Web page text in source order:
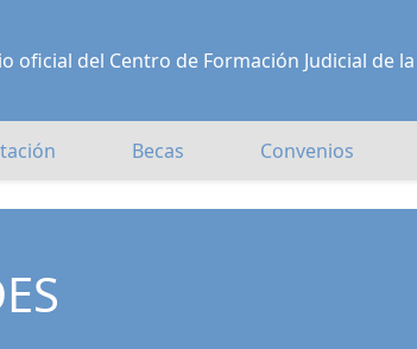
oficial del Centro de Formación Judicial de
Becas Convenios